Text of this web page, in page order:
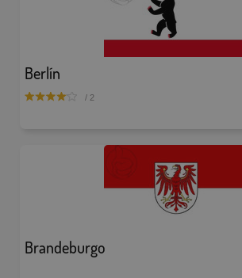
Berlín
/ 2
Brandeburgo